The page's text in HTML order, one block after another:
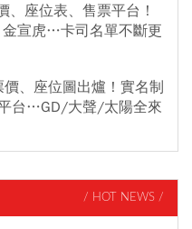
、座位表、售票平台！
宣虎…卡司名單不斷更
價、座位圖出爐！實名制
台…GD/大聲/太陽全來
/ HOT NEWS /